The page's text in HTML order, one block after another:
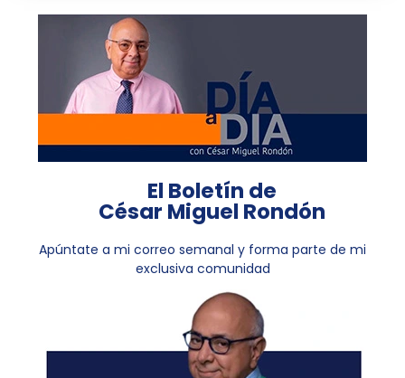
El Boletín de
César Miguel Rondón
Apúntate a mi correo semanal y forma parte de mi
exclusiva comunidad